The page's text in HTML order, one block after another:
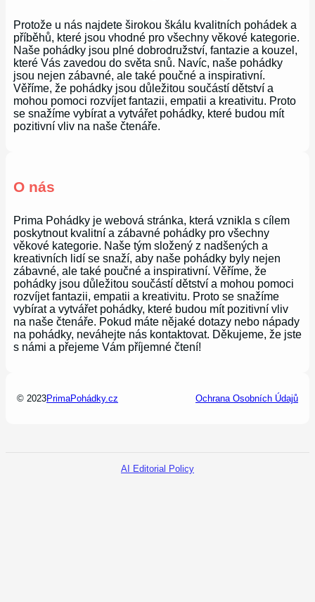
Protože u nás najdete širokou škálu kvalitních pohádek a
příběhů, které jsou vhodné pro všechny věkové kategorie.
Naše pohádky jsou plné dobrodružství, fantazie a kouzel,
které Vás zavedou do světa snů. Navíc, naše pohádky
jsou nejen zábavné, ale také poučné a inspirativní.
Věříme, že pohádky jsou důležitou součástí dětství a
mohou pomoci rozvíjet fantazii, empatii a kreativitu. Proto
se snažíme vybírat a vytvářet pohádky, které budou mít
pozitivní vliv na naše čtenáře.
O nás
Prima Pohádky je webová stránka, která vznikla s cílem
poskytnout kvalitní a zábavné pohádky pro všechny
věkové kategorie. Naše tým složený z nadšených a
kreativních lidí se snaží, aby naše pohádky byly nejen
zábavné, ale také poučné a inspirativní. Věříme, že
pohádky jsou důležitou součástí dětství a mohou pomoci
rozvíjet fantazii, empatii a kreativitu. Proto se snažíme
vybírat a vytvářet pohádky, které budou mít pozitivní vliv
na naše čtenáře. Pokud máte nějaké dotazy nebo nápady
na pohádky, neváhejte nás kontaktovat. Děkujeme, že jste
s námi a přejeme Vám příjemné čtení!
© 2023PrimaPohádky.cz Ochrana Osobních Údajů
AI Editorial Policy